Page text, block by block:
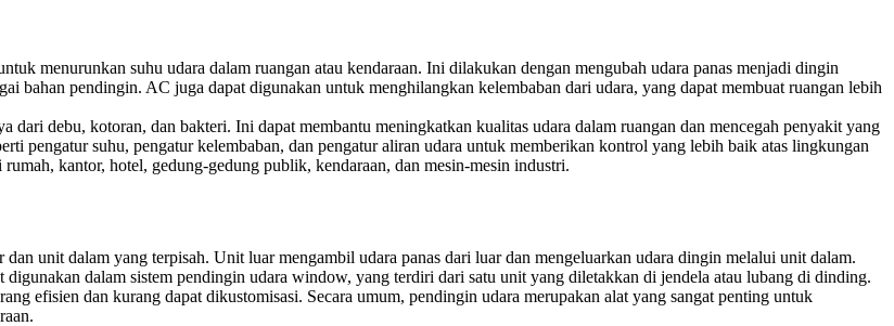
menurunkan suhu udara dalam ruangan atau kendaraan. Ini dilakukan dengan mengubah udara panas menjadi dingin
bahan pendingin. AC juga dapat digunakan untuk menghilangkan kelembaban dari udara, yang dapat membuat ruangan lebih
debu, kotoran, dan bakteri. Ini dapat membantu meningkatkan kualitas udara dalam ruangan dan mencegah penyakit yang
pengatur suhu, pengatur kelembaban, dan pengatur aliran udara untuk memberikan kontrol yang lebih baik atas lingkungan
kantor, hotel, gedung-gedung publik, kendaraan, dan mesin-mesin industri.
unit dalam yang terpisah. Unit luar mengambil udara panas dari luar dan mengeluarkan udara dingin melalui unit dalam.
dalam sistem pendingin udara window, yang terdiri dari satu unit yang diletakkan di jendela atau lubang di dinding.
efisien dan kurang dapat dikustomisasi. Secara umum, pendingin udara merupakan alat yang sangat penting untuk